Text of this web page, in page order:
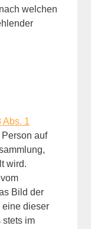
welchen
Abs. 1
auf
wird.
Bild der
eine dieser
stets im